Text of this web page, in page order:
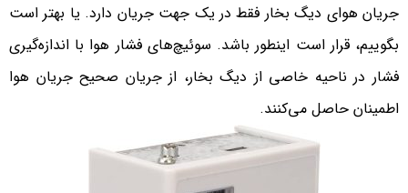
جریان هوای دیگ بخار فقط در یک جهت جریان دارد. یا بهتر است
بگوییم، قرار است اینطور باشد. سوئیچ‌های فشار هوا با اندازه‌گیری
فشار در ناحیه خاصی از دیگ بخار، از جریان صحیح جریان هوا
اطمینان حاصل می‌کنند.